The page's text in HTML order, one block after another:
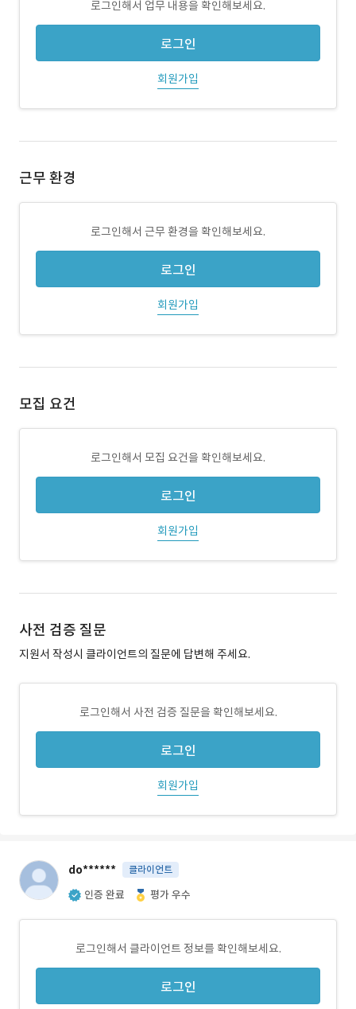
로그인해서 업무 내용을 확인해보세요.
로그인
회원가입
근무 환경
로그인해서 근무 환경을 확인해보세요.
로그인
회원가입
모집 요건
로그인해서 모집 요건을 확인해보세요.
로그인
회원가입
사전 검증 질문
지원서 작성시 클라이언트의 질문에 답변해 주세요.
로그인해서 사전 검증 질문을 확인해보세요.
로그인
회원가입
do****** 클라이언트
인증 완료 평가 우수
로그인해서 클라이언트 정보를 확인해보세요.
로그인